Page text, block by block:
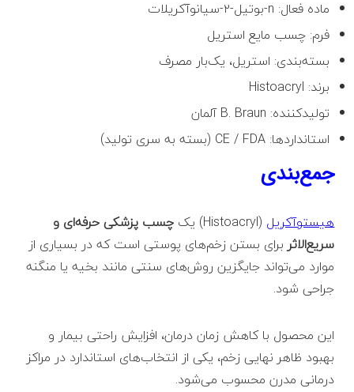
ماده فعال: n-بوتیل-۲-سیانوآکریلات
فرم: چسب مایع استریل
بسته‌بندی: استریل، یک‌بار مصرف
برند: Histoacryl
تولیدکننده: B. Braun آلمان
استانداردها: CE / FDA (بسته به سری تولید)
جمع‌بندی
هیستوآکریل (Histoacryl) یک
چسب پزشکی حرفه‌ای و
سریع‌الاثربرای بستن زخم‌های پوستی است که در بسیاری از
موارد می‌تواند جایگزین روش‌های سنتی مانند بخیه یا منگنه
جراحی شود.
این محصول با کاهش زمان درمان، افزایش راحتی بیمار و
بهبود ظاهر نهایی زخم، یکی از انتخاب‌های استاندارد در مراکز
درمانی مدرن محسوب می‌شود.